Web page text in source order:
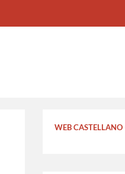
WEB CASTELLANO